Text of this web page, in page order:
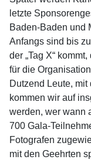
letzte
Baden-Baden und
Anfangs sind bis
der „Tag X“
für die
Dutzend Leute,
kommen wir auf
werden, wer wann
700 Gala-
Fotografen
mit den Geehrten